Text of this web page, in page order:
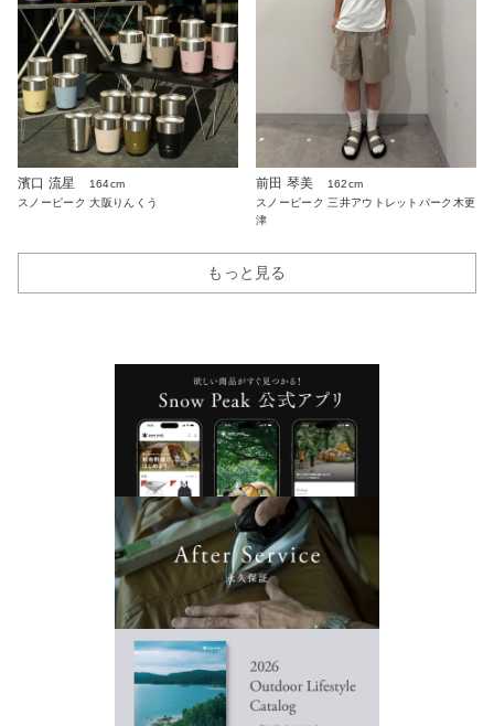
濱口 流星
164cm
スノーピーク 大阪りんくう
前田 琴美
162cm
スノーピーク 三井アウトレットパーク木更
津
もっと見る